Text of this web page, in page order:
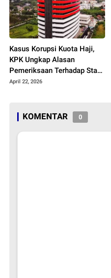
Kasus Korupsi Kuota Haji,
KPK Ungkap Alasan
Pemeriksaan Terhadap Staf
PBNU
April 22, 2026
KOMENTAR 0